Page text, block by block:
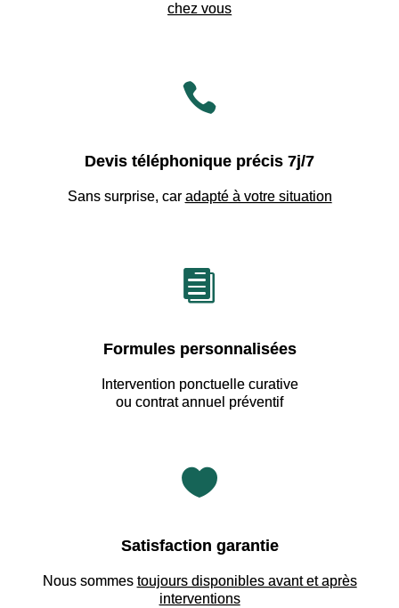
chez vous

Devis téléphonique précis 7j/7
Sans surprise, car adapté à votre situation

Formules personnalisées
Intervention ponctuelle curative
ou contrat annuel préventif

Satisfaction garantie
Nous sommes toujours disponibles avant et après
interventions